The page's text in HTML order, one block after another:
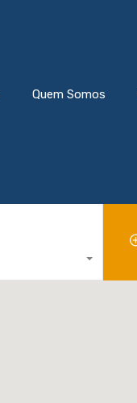
Quem Somos